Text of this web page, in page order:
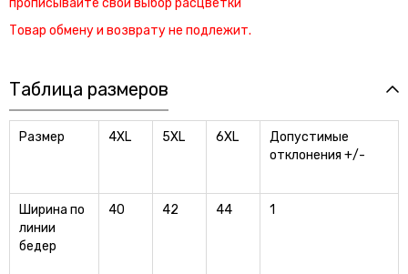
Товар обмену и возврату не подлежит.
Таблица размеров
Размер 4XL 5XL 6XL
Допустимые
отклонения +/-
Ширина по
линии
бедер
40 42 44 1